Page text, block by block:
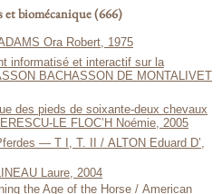
et biomécanique(666)
Ora Robert, 1975
informatisé et interactif sur la
BACHASSON DE MONTALIVET
des pieds de soixante-deux chevaux
LE FLOC’H Noémie, 2005
— T I, T. II / ALTON Eduard D’,
Laure, 2004
the Age of the Horse / American